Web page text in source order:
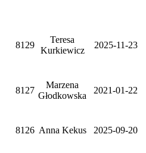
8129
Teresa
Kurkiewicz
2025-11-23
8127
Marzena
Głodkowska
2021-01-22
8126 Anna Kekus 2025-09-20